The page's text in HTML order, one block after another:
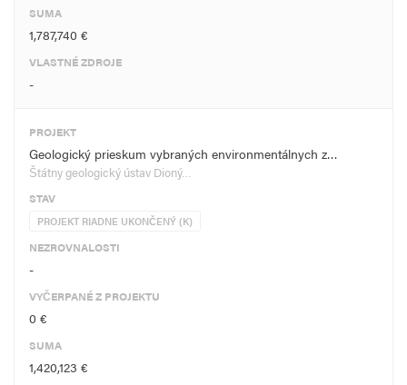
SUMA
1,787,740 €
VLASTNÉ ZDROJE
-
PROJEKT
Geologický prieskum vybraných environmentálnych z…
Štátny geologický ústav Dioný…
STAV
PROJEKT RIADNE UKONČENÝ (K)
NEZROVNALOSTI
-
VYČERPANÉ Z PROJEKTU
0 €
SUMA
1,420,123 €